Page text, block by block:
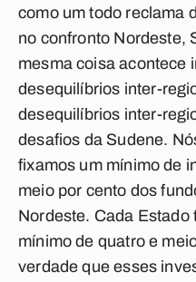
como um todo reclama
no confronto Nordeste,
mesma coisa acontece
desequilíbrios inter-
desequilíbrios inter-
desafios da Sudene.
fixamos um mínimo de
meio por cento dos
Nordeste. Cada
mínimo de quatro e
verdade que esses